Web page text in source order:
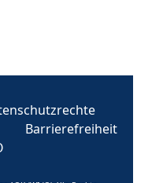
Barrierefreiheit